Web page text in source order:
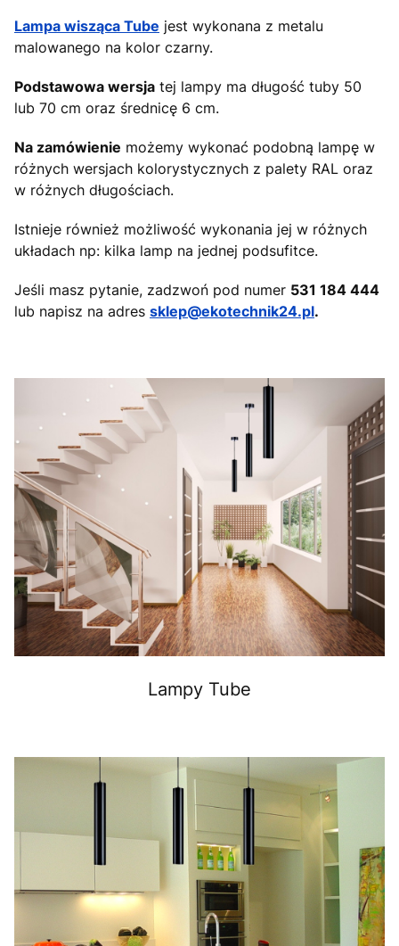
Lampa wisząca Tube jest wykonana z metalu
malowanego na kolor czarny.
Podstawowa wersja tej lampy ma długość tuby 50
lub 70 cm oraz średnicę 6 cm.
Na zamówienie możemy wykonać podobną lampę w
różnych wersjach kolorystycznych z palety RAL oraz
w różnych długościach.
Istnieje również możliwość wykonania jej w różnych
układach np: kilka lamp na jednej podsufitce.
Jeśli masz pytanie, zadzwoń pod numer 531 184 444
lub napisz na adres sklep@ekotechnik24.pl.
Lampy Tube